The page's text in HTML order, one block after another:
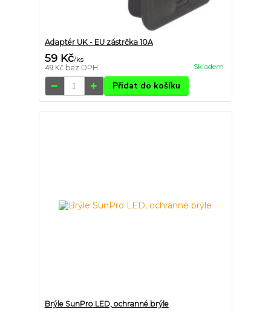
Adaptér UK - EU zástrčka 10A
59 Kč/ks
49 Kč bez DPH Skladem
Přidat do košíku
Brýle SunPro LED, ochranné brýle